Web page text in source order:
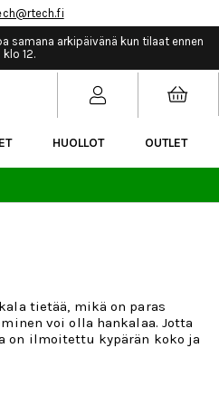
samana arkipäivänä kun tilaat ennen
klo 12.
HUOLLOT OUTLET
tietää, mikä on paras
voi olla hankalaa. Jotta
on ilmoitettu kypärän koko ja